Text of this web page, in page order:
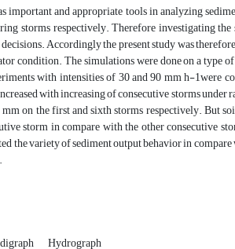
important and appropriate tools in analyzing
storms respectively. Therefore investigating
Accordingly the present study was
condition. The simulations were done on a type
with intensities of 30 and 90 mm h-1were
with increasing of consecutive storms
on the first and sixth storms respectively. But
storm in compare with the other consecutive
the variety of sediment output behavior in
Hydrograph